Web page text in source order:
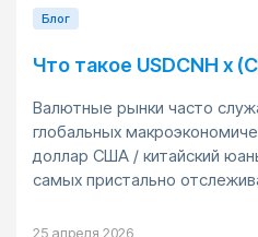
Блог
Что такое USDCNH x
Валютные рынки часто
глобальных
доллар США / китайский
самых пристально
25 апреля 2026